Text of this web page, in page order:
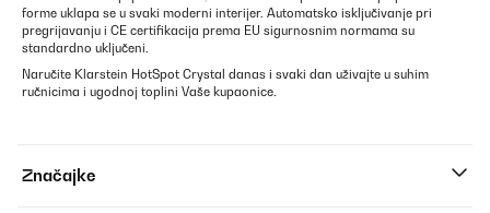
forme uklapa se u svaki moderni interijer. Automatsko isključivanje pri
pregrijavanju i CE certifikacija prema EU sigurnosnim normama su
standardno uključeni.
Naručite Klarstein HotSpot Crystal danas i svaki dan uživajte u suhim
ručnicima i ugodnoj toplini Vaše kupaonice.
Značajke